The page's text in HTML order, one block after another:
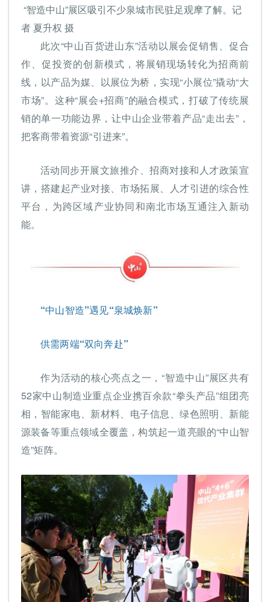
“智造中山”展区吸引不少泉城市民驻足观摩了解。记
者 夏升权 摄
此次“中山百货进山东”活动以展会促销售、促合
作、促投资的创新模式，将展销现场转化为招商前
线，以产品为媒、以展位为桥，实现“小展位”撬动“大
市场”。这种“展会+招商”的融合模式，打破了传统展
销的单一功能边界，让中山企业带着产品“走出去”，
把客商带着资源“引进来”。
活动同步开展文旅推介、招商对接和人才政策宣
讲，搭建起产业对接、市场拓展、人才引进的综合性
平台，为跨区域产业协同和南北市场互通注入新动
能。
“中山智造”遇见“泉城焕新”
供需两端“双向奔赴”
作为活动的核心亮点之一，“智造中山”展区共有
52家中山制造业重点企业携百余款“拳头产品”组团亮
相，智能家电、新材料、电子信息、绿色照明、新能
源装备等重点领域全覆盖，构筑起一道亮眼的“中山智
造”矩阵。